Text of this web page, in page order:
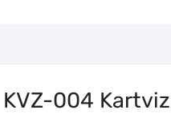
KVZ-004